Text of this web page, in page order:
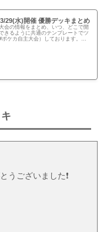
29(水)開催 優勝デッキまとめ
会の情報をまとめ、いつ、どこで開
きるように共通のテンプレートでツ
ケカ自主大会）しております。下
うございました❗️